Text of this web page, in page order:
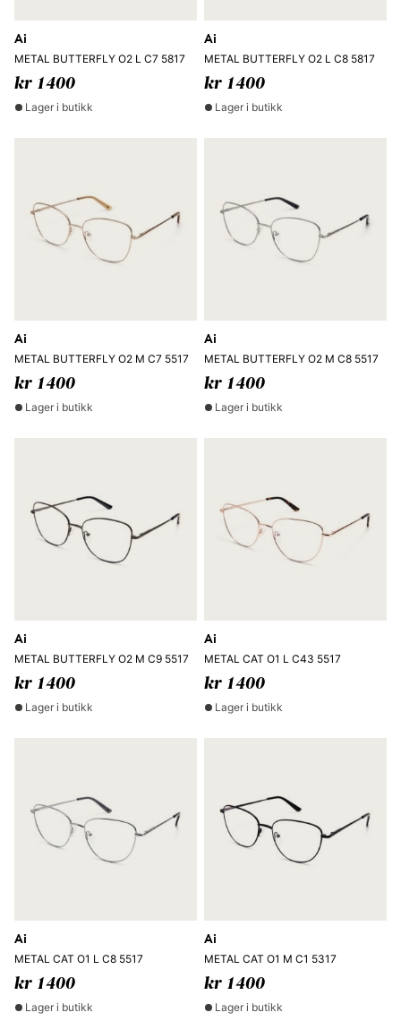
Ai
METAL BUTTERFLY O2 L C7 5817
kr 1400
Lager i butikk
Ai
METAL BUTTERFLY O2 L C8 5817
kr 1400
Lager i butikk
Ai
METAL BUTTERFLY O2 M C7 5517
kr 1400
Lager i butikk
Ai
METAL BUTTERFLY O2 M C8 5517
kr 1400
Lager i butikk
Ai
METAL BUTTERFLY O2 M C9 5517
kr 1400
Lager i butikk
Ai
METAL CAT O1 L C43 5517
kr 1400
Lager i butikk
Ai
METAL CAT O1 L C8 5517
kr 1400
Lager i butikk
Ai
METAL CAT O1 M C1 5317
kr 1400
Lager i butikk